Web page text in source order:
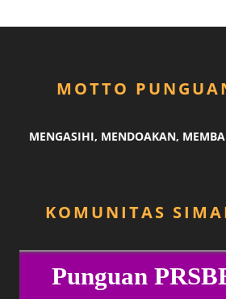
MOTTO
MENGASIHI, MENDOAKAN,
KOMUNITAS
unguan PRSBB: